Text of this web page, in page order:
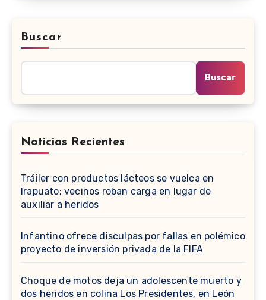
Buscar
Buscar
Noticias Recientes
Tráiler con productos lácteos se vuelca en
Irapuato; vecinos roban carga en lugar de
auxiliar a heridos
Infantino ofrece disculpas por fallas en polémico
proyecto de inversión privada de la FIFA
Choque de motos deja un adolescente muerto y
dos heridos en colina Los Presidentes, en León